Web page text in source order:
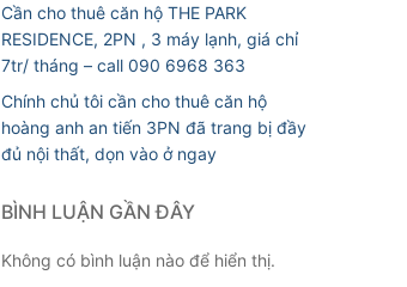
Cần cho thuê căn hộ THE PARK
RESIDENCE, 2PN , 3 máy lạnh, giá chỉ
7tr/ tháng – call 090 6968 363
Chính chủ tôi cần cho thuê căn hộ
hoàng anh an tiến 3PN đã trang bị đầy
đủ nội thất, dọn vào ở ngay
BÌNH LUẬN GẦN ĐÂY
Không có bình luận nào để hiển thị.